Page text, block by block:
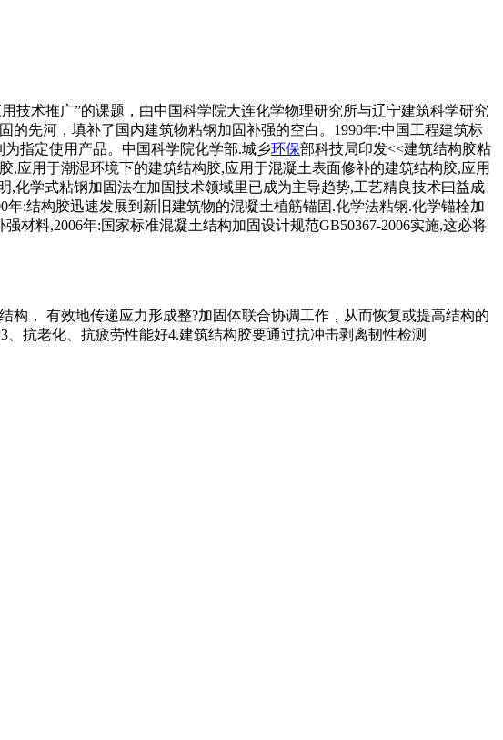
技术推广”的课题，由中国科学院大连化学物理研究所与辽宁建筑科学研究
先河，填补了国内建筑物粘钢加固补强的空白。1990年:中国工程建筑标
指定使用产品。中国科学院化学部.城乡环保部科技局印发<<建筑结构胶粘
应用于潮湿环境下的建筑结构胶,应用于混凝土表面修补的建筑结构胶,应用
化学式粘钢加固法在加固技术领域里已成为主导趋势,工艺精良技术曰益成
:结构胶迅速发展到新旧建筑物的混凝土植筋锚固.化学法粘钢.化学锚栓加
材料,2006年:国家标准混凝土结构加固设计规范GB50367-2006实施,这必将
构， 有效地传递应力形成整?加固体联合协调工作，从而恢复或提高结构的
抗老化、抗疲劳性能好4.建筑结构胶要通过抗冲击剥离韧性检测